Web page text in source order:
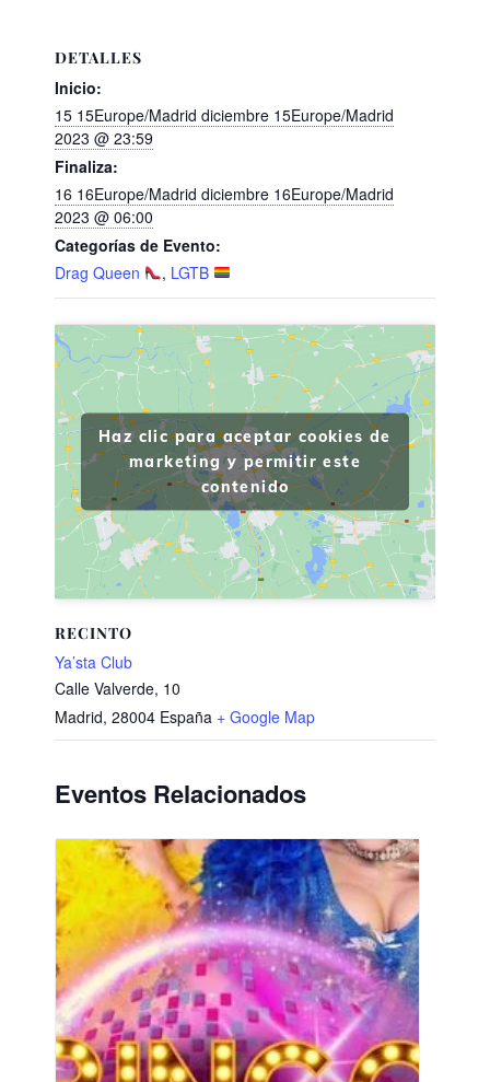
DETALLES
Inicio:
15 15Europe/Madrid diciembre 15Europe/Madrid
2023 @ 23:59
Finaliza:
16 16Europe/Madrid diciembre 16Europe/Madrid
2023 @ 06:00
Categorías de Evento:
Drag Queen
, LGTB
RECINTO
Ya’sta Club
Calle Valverde, 10
Madrid, 28004 España + Google Map
Haz clic para aceptar cookies de
marketing y permitir este
contenido
Eventos Relacionados